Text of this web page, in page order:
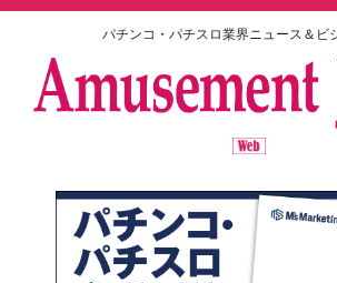
パチンコ・パチスロ業界ニュース＆ビ